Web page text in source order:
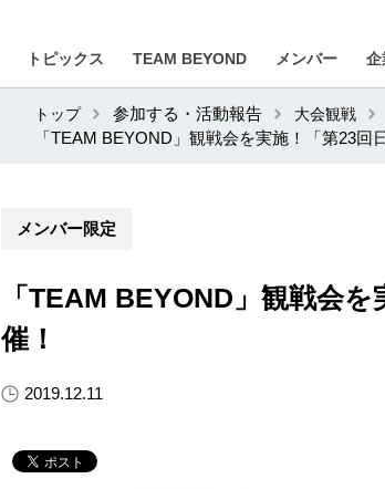
トピックス TEAM BEYOND メンバー 企
トップ 参加する・活動報告
大会観戦
「TEAM BEYOND」観戦会を実施！「第23回
メンバー限定
「TEAM BEYOND」観戦会
催！
2019.12.11